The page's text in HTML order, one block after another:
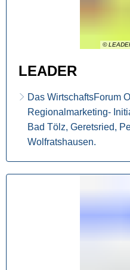
©
LEADER
Das WirtschaftsForum
Regionalmarketing-
Bad Tölz, Geretsried,
Wolfratshausen.